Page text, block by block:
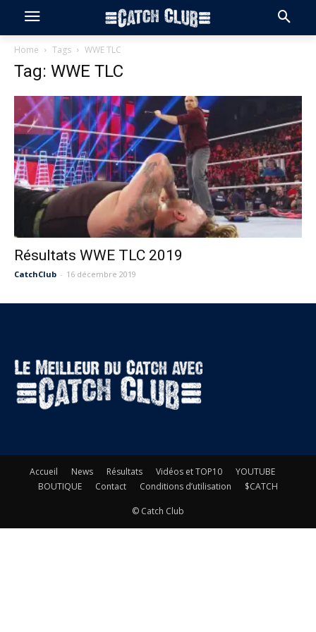
Home Tags WWE TLC
Tag: WWE TLC
Résultats WWE TLC 2019
CatchClub - 16 décembre 2019
Accueil News Résultats Vidéos et TOP10
YOUTUBE
BOUTIQUE
Contact Conditions d’utilisation $CATCH
© Catch Club